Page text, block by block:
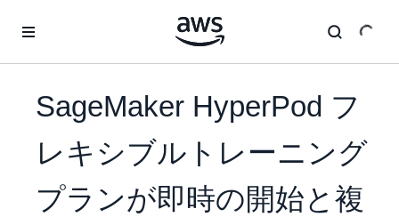
SageMaker HyperPod フ
レキシブルトレーニング
プランが即時の開始と複